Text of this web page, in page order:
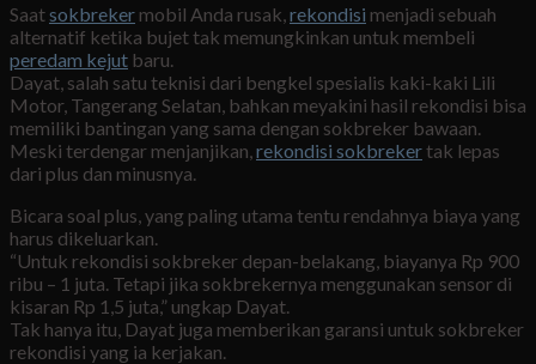
Saatsokbreker mobil Anda rusak,rekondisi menjadi sebuah
alternatif ketika bujet tak memungkinkan untuk membeli
peredam kejut baru.
Dayat, salah satu teknisi dari bengkel spesialis kaki-kaki Lili
Motor, Tangerang Selatan, bahkan meyakini hasil rekondisi bisa
memiliki bantingan yang sama dengan sokbreker bawaan.
Meski terdengar menjanjikan,rekondisi sokbrekertak lepas
dari plus dan minusnya.
Bicara soal plus, yang paling utama tentu rendahnya biaya yang
harus dikeluarkan.
“Untuk rekondisi sokbreker depan-belakang, biayanya Rp 900
ribu – 1 juta. Tetapi jika sokbrekernya menggunakan sensor di
kisaran Rp 1,5 juta,” ungkap Dayat.
Tak hanya itu, Dayat juga memberikan garansi untuk sokbreker
rekondisi yang ia kerjakan.